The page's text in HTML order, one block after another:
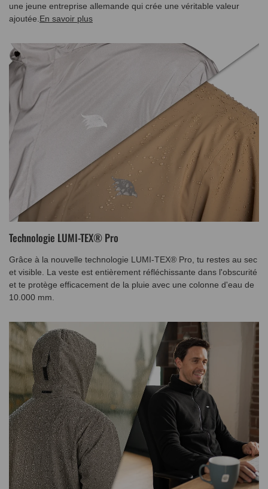
une jeune entreprise allemande qui crée une véritable valeur
ajoutée. En savoir plus
Technologie LUMI-TEX® Pro
Grâce à la nouvelle technologie LUMI-TEX® Pro, tu restes au sec
et visible. La veste est entièrement réfléchissante dans l'obscurité
et te protège efficacement de la pluie avec une colonne d'eau de
10.000 mm.